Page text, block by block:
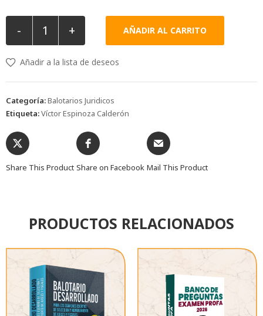
- + AÑADIR AL CARRITO
Añadir a la lista de deseos
Categoría:Balotarios Juridicos
Etiqueta:Víctor Espinoza Calderón
Share This Product Share on Facebook Mail This Product
PRODUCTOS RELACIONADOS